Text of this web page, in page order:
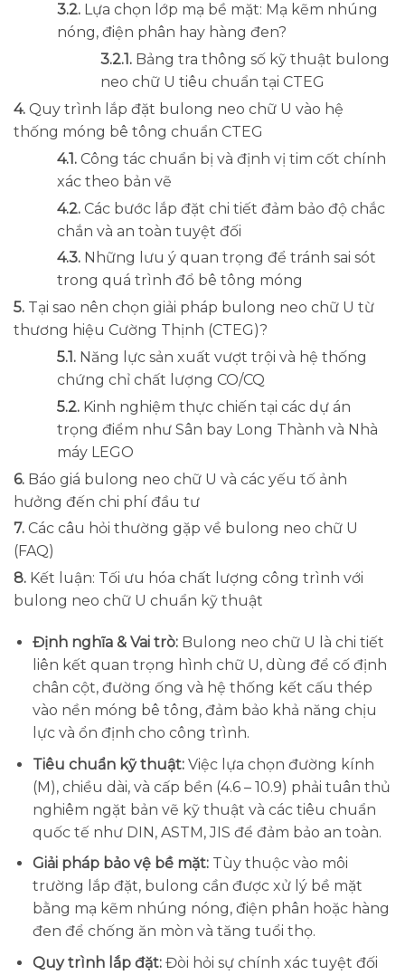
Lựa chọn lớp mạ bề mặt: Mạ kẽm nhúng
nóng, điện phân hay hàng đen?
Bảng tra thông số kỹ thuật bulong
neo chữ U tiêu chuẩn tại CTEG
Quy trình lắp đặt bulong neo chữ U vào hệ
thống móng bê tông chuẩn CTEG
Công tác chuẩn bị và định vị tim cốt chính
xác theo bản vẽ
Các bước lắp đặt chi tiết đảm bảo độ chắc
chắn và an toàn tuyệt đối
Những lưu ý quan trọng để tránh sai sót
trong quá trình đổ bê tông móng
Tại sao nên chọn giải pháp bulong neo chữ U từ
thương hiệu Cường Thịnh (CTEG)?
Năng lực sản xuất vượt trội và hệ thống
chứng chỉ chất lượng CO/CQ
Kinh nghiệm thực chiến tại các dự án
trọng điểm như Sân bay Long Thành và Nhà
máy LEGO
Báo giá bulong neo chữ U và các yếu tố ảnh
hưởng đến chi phí đầu tư
Các câu hỏi thường gặp về bulong neo chữ U
(FAQ)
Kết luận: Tối ưu hóa chất lượng công trình với
bulong neo chữ U chuẩn kỹ thuật
Định nghĩa & Vai trò:Bulong neo chữ U là chi tiết
liên kết quan trọng hình chữ U, dùng để cố định
chân cột, đường ống và hệ thống kết cấu thép
vào nền móng bê tông, đảm bảo khả năng chịu
lực và ổn định cho công trình.
Tiêu chuẩn kỹ thuật:Việc lựa chọn đường kính
(M), chiều dài, và cấp bền (4.6 – 10.9) phải tuân thủ
nghiêm ngặt bản vẽ kỹ thuật và các tiêu chuẩn
quốc tế như DIN, ASTM, JIS để đảm bảo an toàn.
Giải pháp bảo vệ bề mặt:Tùy thuộc vào môi
trường lắp đặt, bulong cần được xử lý bề mặt
bằng mạ kẽm nhúng nóng, điện phân hoặc hàng
đen để chống ăn mòn và tăng tuổi thọ.
Quy trình lắp đặt:Đòi hỏi sự chính xác tuyệt đối